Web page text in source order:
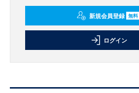
新規会員登録 無料
ログイン